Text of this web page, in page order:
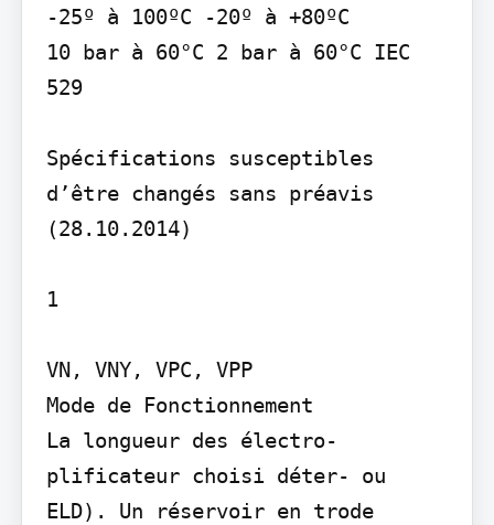
-25º à 100ºC -20º à +80ºC
10 bar à 60°C 2 bar à 60°C IEC
529
Spécifications susceptibles
d’être changés sans préavis
(28.10.2014)
1
VN, VNY, VPC, VPP
Mode de Fonctionnement
La longueur des électro-
plificateur choisi déter- ou
ELD). Un réservoir en trode